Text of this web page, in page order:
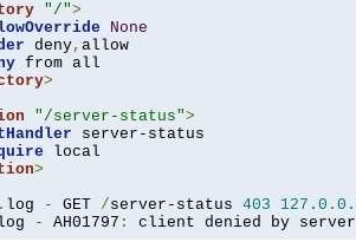
"/">
None
deny, allow
>
"/server-status">
server-status
>
. log - GET /server-status 403 127.0 .
- AH01797 : client denied by